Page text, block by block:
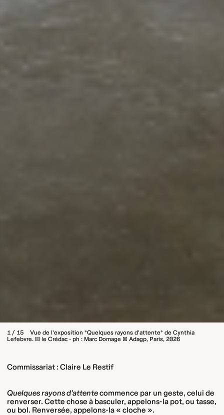
1 / 15
Vue de l'exposition *Quelques rayons d'attente* de Cynthia
Lefebvre. © le Crédac - ph : Marc Domage © Adagp, Paris, 2026
Commissariat : Claire Le Restif
Quelques rayons d’attentecommence par un geste, celui de
renverser. Cette chose à basculer, appelons-la pot, ou tasse,
ou bol. Renversée, appelons-la « cloche ».